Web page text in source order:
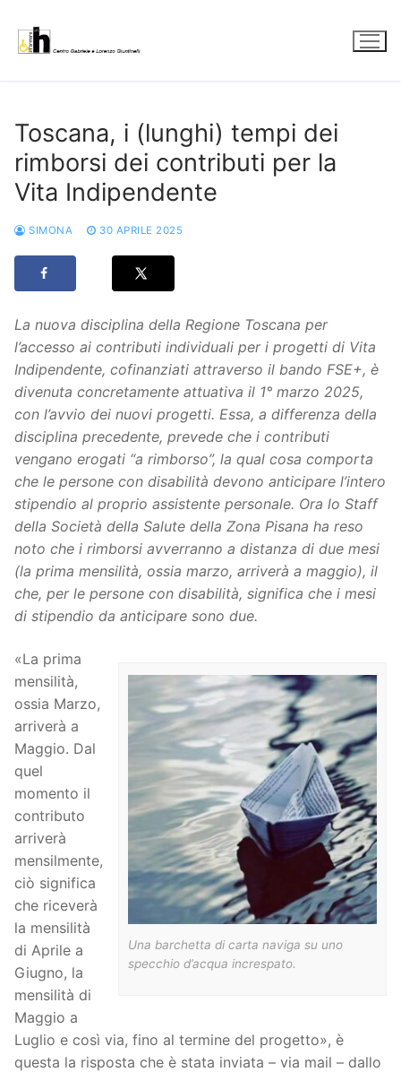
contenuto
Toscana, i (lunghi) tempi dei
rimborsi dei contributi per la
Vita Indipendente
SIMONA 30 APRILE 2025
La nuova disciplina della Regione Toscana per
l’accesso ai contributi individuali per i progetti di Vita
Indipendente, cofinanziati attraverso il bando FSE+, è
divenuta concretamente attuativa il 1° marzo 2025,
con l’avvio dei nuovi progetti. Essa, a differenza della
disciplina precedente, prevede che i contributi
vengano erogati “a rimborso”, la qual cosa comporta
che le persone con disabilità devono anticipare l’intero
stipendio al proprio assistente personale. Ora lo Staff
della Società della Salute della Zona Pisana ha reso
noto che i rimborsi avverranno a distanza di due mesi
(la prima mensilità, ossia marzo, arriverà a maggio), il
che, per le persone con disabilità, significa che i mesi
di stipendio da anticipare sono due.
Una barchetta di carta naviga su uno
specchio d’acqua increspato.
«La prima
mensilità,
ossia Marzo,
arriverà a
Maggio. Dal
quel
momento il
contributo
arriverà
mensilmente,
ciò significa
che riceverà
la mensilità
di Aprile a
Giugno, la
mensilità di
Maggio a
Luglio e così via, fino al termine del progetto», è
questa la risposta che è stata inviata – via mail – dallo